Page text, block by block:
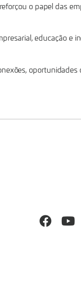
o papel das
educação e
oportunidades